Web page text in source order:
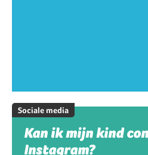
Sociale media
Kan ik mijn kind
Instagram?